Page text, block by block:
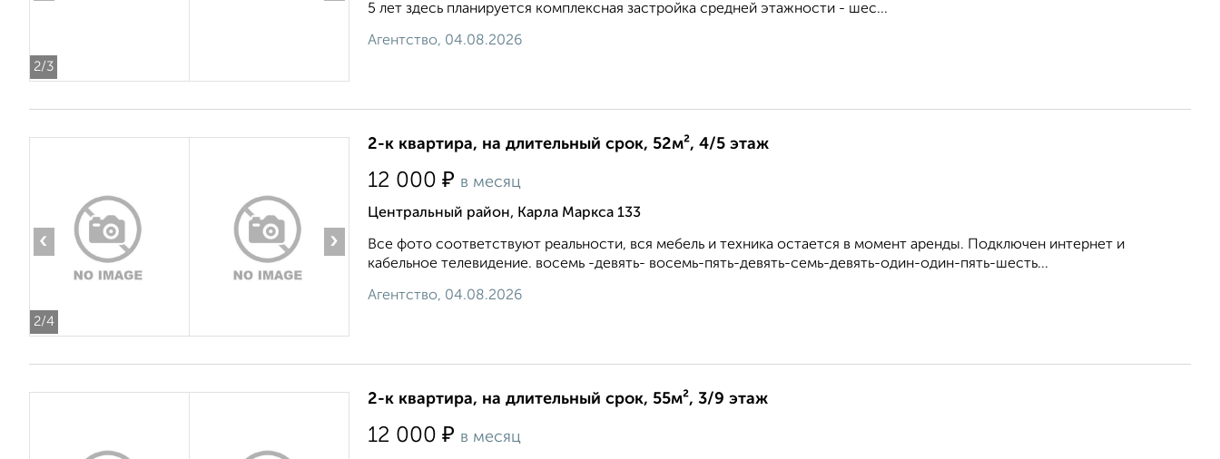
2/3
5 лет здесь планируется комплексная застройка средней этажности - шес...
Агентство, 04.08.2026
2/4
‹ ›
2-к квартира, на длительный срок, 52м², 4/5 этаж
12 000 ₽ в месяц
Центральный район, Карла Маркса 133
Все фото соответствуют реальности, вся мебель и техника остается в момент аренды. Подключен интернет и
кабельное телевидение. восемь -девять- восемь-пять-девять-семь-девять-один-один-пять-шесть...
Агентство, 04.08.2026
2-к квартира, на длительный срок, 55м², 3/9 этаж
12 000 ₽ в месяц